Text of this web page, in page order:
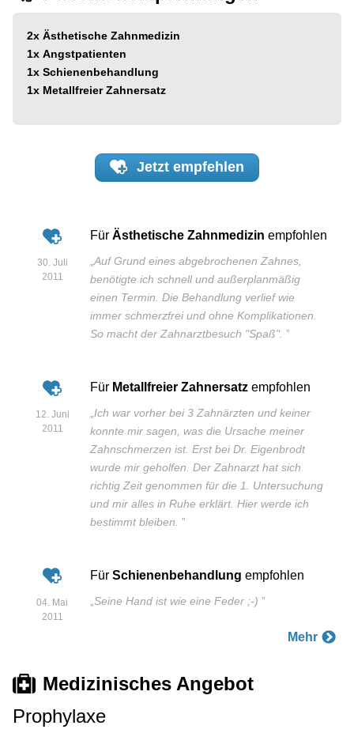
2x Ästhetische Zahnmedizin
1x Angstpatienten
1x Schienenbehandlung
1x Metallfreier Zahnersatz
Jetzt empfehlen
30. Juli
2011
Für Ästhetische Zahnmedizin empfohlen
„Auf Grund eines abgebrochenen Zahnes,
benötigte ich schnell und außerplanmäßig
einen Termin. Die Behandlung verlief wie
immer schmerzfrei und ohne Komplikationen.
So macht der Zahnarztbesuch "Spaß". ”
12. Juni
2011
Für Metallfreier Zahnersatz empfohlen
Ich war vorher bei 3 Zahnärzten und keiner
konnte mir sagen, was die Ursache meiner
Zahnschmerzen ist. Erst bei Dr. Eigenbrodt
wurde mir geholfen. Der Zahnarzt hat sich
richtig Zeit genommen für die 1. Untersuchung
und mir alles in Ruhe erklärt. Hier werde ich
bestimmt bleiben. ”
04. Mai
2011
Für Schienenbehandlung empfohlen
Seine Hand ist wie eine Feder ;-) ”
Mehr
Medizinisches Angebot
Prophylaxe